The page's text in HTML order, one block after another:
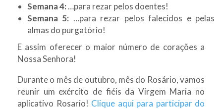
Semana 4: …para rezar pelos doentes!
Semana 5: …para rezar pelos falecidos e pelas
almas do purgatório!
E assim oferecer o maior número de corações a
Nossa Senhora!
Durante o mês de outubro, mês do Rosário, vamos
reunir um exército de fiéis da Virgem Maria no
aplicativo Rosario! Clique aqui para participar do